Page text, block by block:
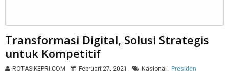
Transformasi Digital, Solusi Strategis
untuk Kompetitif
ROTASIKEPRI.COM Februari 27, 2021 Nasional , Presiden